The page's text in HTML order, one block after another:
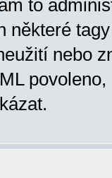
to
některé
nebo